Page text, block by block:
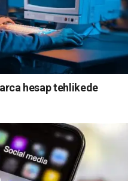
hesap tehlikede